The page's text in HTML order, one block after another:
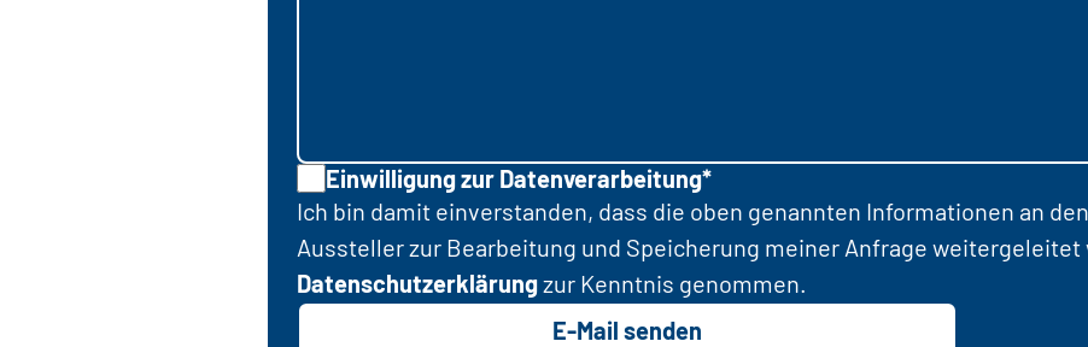
Einwilligung zur Datenverarbeitung*
Ich bin damit einverstanden, dass die oben genannten Informationen an
Aussteller zur Bearbeitung und Speicherung meiner Anfrage weitergeleitet
Datenschutzerklärungzur Kenntnis genommen.
E-Mail senden